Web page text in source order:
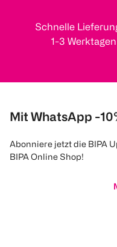
Schnelle
1-3 Werktagen
Mit WhatsApp -
Abonniere jetzt die BIPA
BIPA Online Shop!